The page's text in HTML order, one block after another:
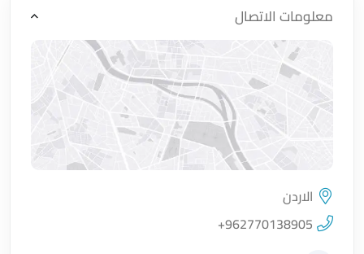
معلومات الاتصال
اضغط لتحميل الموقع
الاردن
+962770138905